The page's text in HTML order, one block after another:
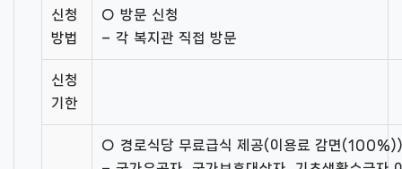
신청
방법
○ 방문 신청
– 각 복지관 직접 방문
신청
기한
○ 경로식당 무료급식 제공(이용료 감면